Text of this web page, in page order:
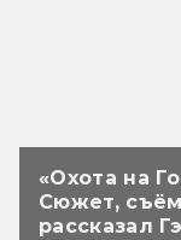
«Охота на
Сюжет,
рассказал